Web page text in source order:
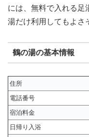
には、無料で入れる足
湯だけ利用してもよさ
鶴の湯の基本情報
住所
電話番号
宿泊料金
日帰り入浴